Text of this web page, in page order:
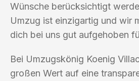
Wünsche berücksichtigt
Umzug ist einzigartig und wir
dich bei uns gut aufgehoben
Bei Umzugskönig Koenig
großen Wert auf eine